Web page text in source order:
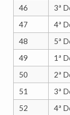
46
3ª
47
4ª
48
5ª
49
1ª
50
2ª
51
3ª
52
4ª